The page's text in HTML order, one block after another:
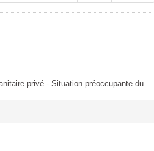
privé - Situation préoccupante du